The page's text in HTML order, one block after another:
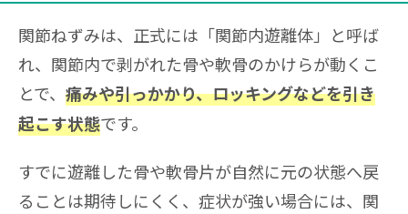
関節ねずみは、正式には「関節内遊離体」と呼ば
れ、関節内で剥がれた骨や軟骨のかけらが動くこ
とで、 痛みや引っかかり、ロッキングなどを引き
起こす状態です。
すでに遊離した骨や軟骨片が自然に元の状態へ戻
ることは期待しにくく、症状が強い場合には、関